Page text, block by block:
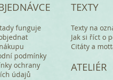
850,00 Kč
Přidat do
850,00 Kč
Vyprodáno
funguje
podmínky
ochrany
údajů
TEXTY
Texty na
Jak si říct o
Citáty a
ATELIÉR